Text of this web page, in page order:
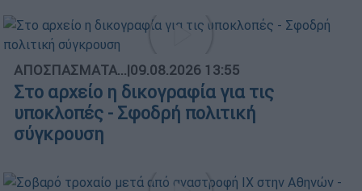
ΑΠΟΣΠΑΣΜΑΤΑ...|09.08.2026 13:55
Στο αρχείο η δικογραφία για τις
υποκλοπές - Σφοδρή πολιτική
σύγκρουση